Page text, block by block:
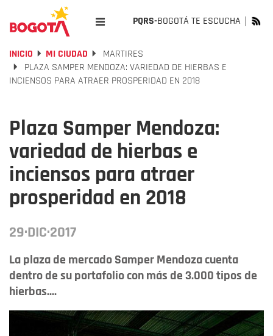
PQRS-BOGOTÁ TE ESCUCHA
INICIO MI CIUDAD
MARTIRES
PLAZA SAMPER MENDOZA: VARIEDAD DE HIERBAS E
INCIENSOS PARA ATRAER PROSPERIDAD EN 2018
Plaza Samper Mendoza:
variedad de hierbas e
inciensos para atraer
prosperidad en 2018
29·DIC·2017
La plaza de mercado Samper Mendoza cuenta
dentro de su portafolio con más de 3.000 tipos de
hierbas....